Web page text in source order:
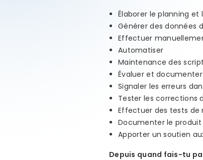
Élaborer le planning et
Générer des données
Effectuer
Automatiser
Maintenance des
Évaluer et
Signaler les erreurs
Tester les corrections
Effectuer des tests de
Documenter le produit
Apporter un soutien
Depuis quand fais-tu